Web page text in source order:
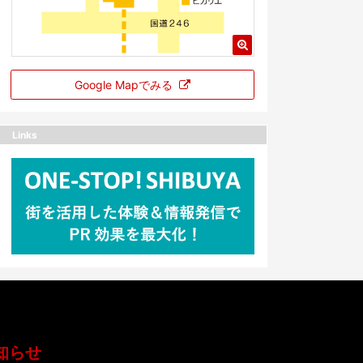
Google Mapでみる
Links
らせ